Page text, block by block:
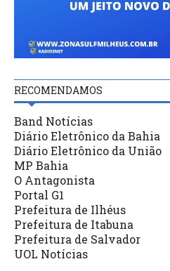
RECOMENDAMOS
Band Notícias
Diário Eletrônico da Bahia
Diário Eletrônico da União
MP Bahia
O Antagonista
Portal G1
Prefeitura de Ilhéus
Prefeitura de Itabuna
Prefeitura de Salvador
UOL Notícias